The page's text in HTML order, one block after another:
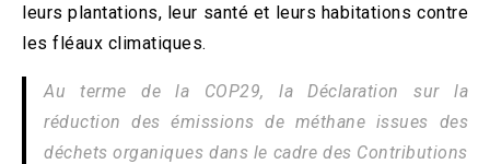
leurs plantations, leur santé et leurs habitations contre
les fléaux climatiques.
Au terme de la COP29, la Déclaration sur la
réduction des émissions de méthane issues des
déchets organiques dans le cadre des Contributions